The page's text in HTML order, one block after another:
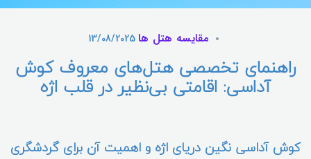
مقایسه هتل ها13/08/2025
راهنمای تخصصی هتل‌های معروف کوش
آداسی: اقامتی بی‌نظیر در قلب اژه
کوش آداسی نگین دریای اژه و اهمیت آن برای گردشگری